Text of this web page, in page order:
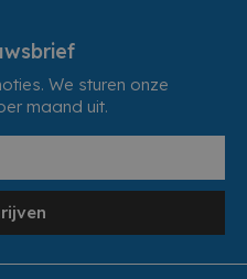
We sturen onze
maand uit.